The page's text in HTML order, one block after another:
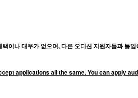
이나 대우가 없으며, 다른 오디션 지원자들과 동
applications all the same. You can apply